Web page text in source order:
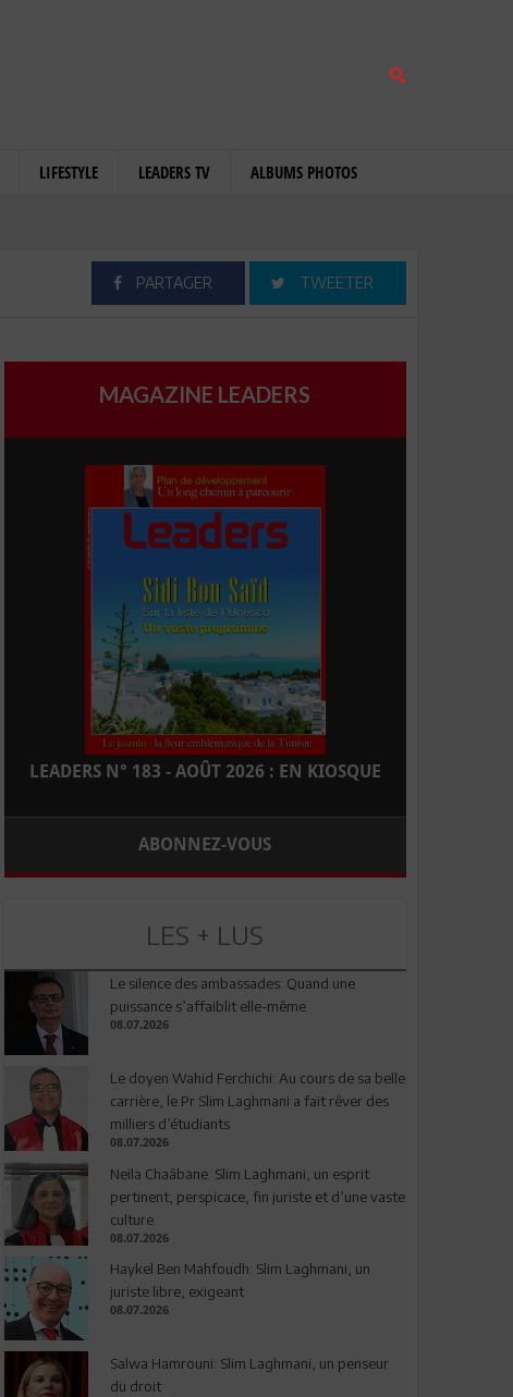
LIFESTYLE LEADERS TV ALBUMS PHOTOS
PARTAGER TWEETER
MAGAZINE LEADERS
LEADERS N° 183 - AOÛT 2026 : EN KIOSQUE
ABONNEZ-VOUS
LES + LUS
Le silence des ambassades: Quand une
puissance s’affaiblit elle-même
08.07.2026
Le doyen Wahid Ferchichi: Au cours de sa belle
carrière, le Pr Slim Laghmani a fait rêver des
milliers d’étudiants
08.07.2026
Neila Chaâbane: Slim Laghmani, un esprit
pertinent, perspicace, fin juriste et d’une vaste
culture
08.07.2026
Haykel Ben Mahfoudh: Slim Laghmani, un
juriste libre, exigeant
08.07.2026
Salwa Hamrouni: Slim Laghmani, un penseur
du droit